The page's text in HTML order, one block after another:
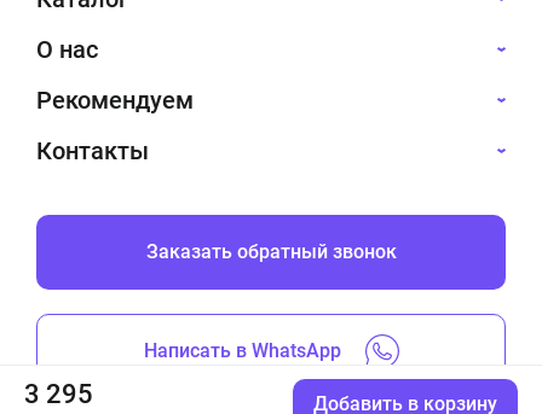
3 295 Добавить в корзину
О нас
Рекомендуем
Контакты
Заказать обратный звонок
Написать в WhatsApp